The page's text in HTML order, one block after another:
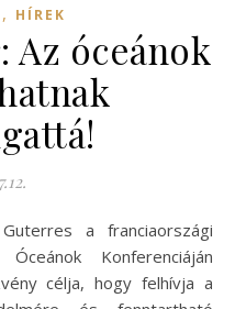
, HÍREK
Az óceánok
Konferenciáján
célja, hogy felhívja a